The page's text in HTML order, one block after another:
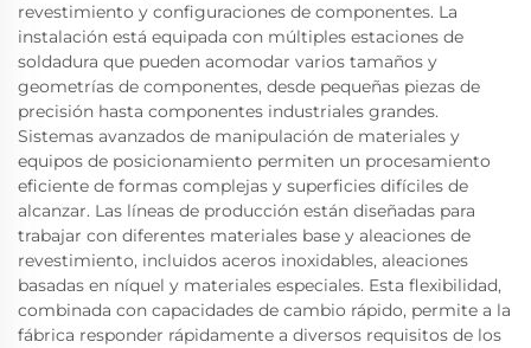
revestimiento y configuraciones de componentes. La
instalación está equipada con múltiples estaciones de
soldadura que pueden acomodar varios tamaños y
geometrías de componentes, desde pequeñas piezas de
precisión hasta componentes industriales grandes.
Sistemas avanzados de manipulación de materiales y
equipos de posicionamiento permiten un procesamiento
eficiente de formas complejas y superficies difíciles de
alcanzar. Las líneas de producción están diseñadas para
trabajar con diferentes materiales base y aleaciones de
revestimiento, incluidos aceros inoxidables, aleaciones
basadas en níquel y materiales especiales. Esta flexibilidad,
combinada con capacidades de cambio rápido, permite a la
fábrica responder rápidamente a diversos requisitos de los